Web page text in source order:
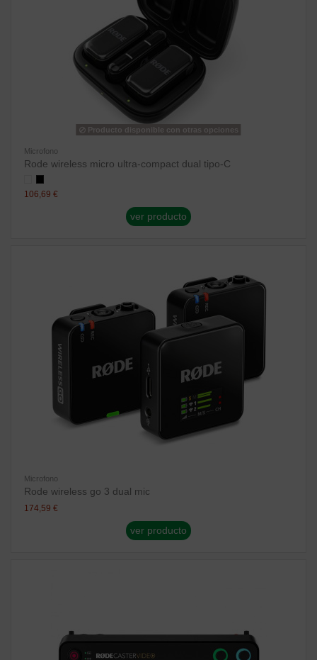
Producto disponible con otras opciones
Microfono
Rode wireless micro ultra-compact dual tipo-C
106,69 €
ver producto
Microfono
Rode wireless go 3 dual mic
174,59 €
ver producto